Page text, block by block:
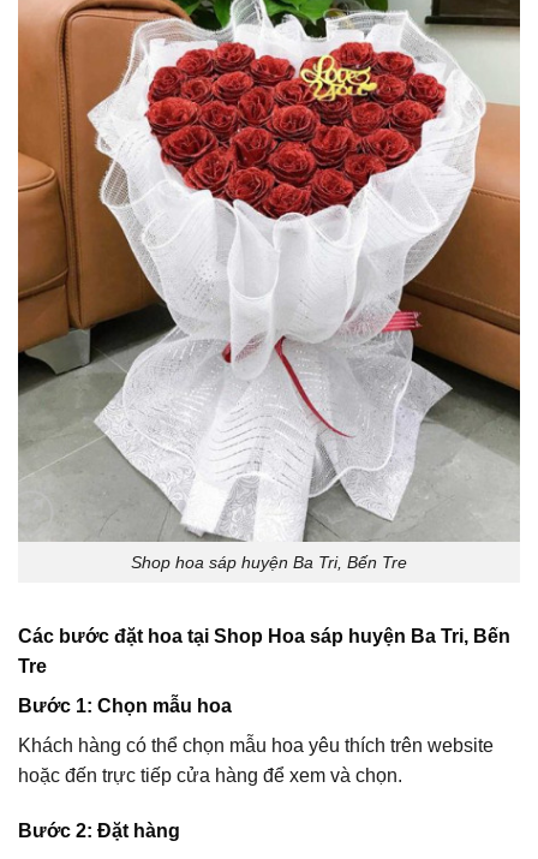
Shop hoa sáp huyện Ba Tri, Bến Tre
Các bước đặt hoa tại Shop Hoa sáp huyện Ba Tri, Bến
Tre
Bước 1: Chọn mẫu hoa
Khách hàng có thể chọn mẫu hoa yêu thích trên website
hoặc đến trực tiếp cửa hàng để xem và chọn.
Bước 2: Đặt hàng